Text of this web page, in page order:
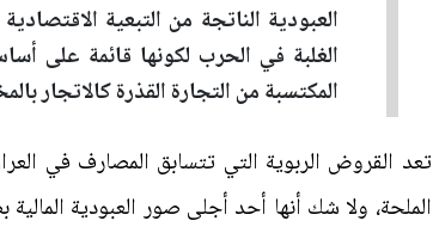
العبودية الناتجة من التبعية
الغلبة في الحرب لكونها قائمة على
المكتسبة من التجارة القذرة كالاتجار
تعد القروض الربوية التي تتسابق المصارف في
الملحة، ولا شك أنها أحد أجلى صور العبودية